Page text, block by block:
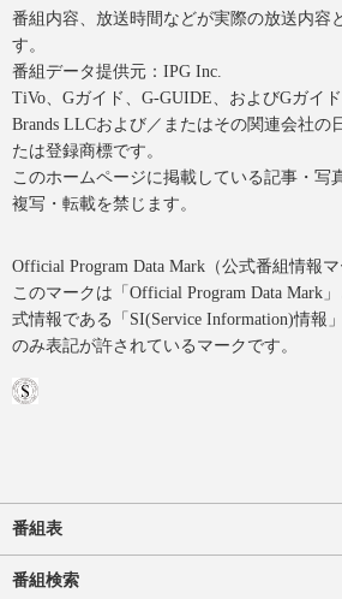
番組内容、放送時間などが実際の放送内容
す。
番組データ提供元：IPG Inc.
TiVo、Gガイド、G-GUIDE、およびGガイ
Brands LLCおよび／またはその関連会社の
たは登録商標です。
このホームページに掲載している記事・写
複写・転載を禁じます。
Official Program Data Mark（公式番組情報マ
このマークは「Official Program Data Mark
式情報である「SI(Service Information)情報
のみ表記が許されているマークです。
番組表
番組検索